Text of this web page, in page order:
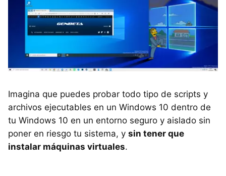
Imagina que puedes probar todo tipo de scripts y
archivos ejecutables en un Windows 10 dentro de
tu Windows 10 en un entorno seguro y aislado sin
poner en riesgo tu sistema, y sin tener que
instalar máquinas virtuales.